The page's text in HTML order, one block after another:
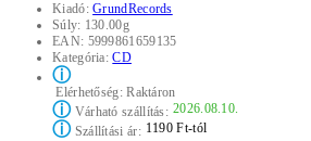
Kiadó:GrundRecords
Súly: 130.00g
EAN: 5999861659135
Kategória:CD
ⓘ
Elérhetőség:Raktáron
ⓘVárható szállítás: 2026.08.10.
ⓘSzállítási ár: 1190 Ft-tól